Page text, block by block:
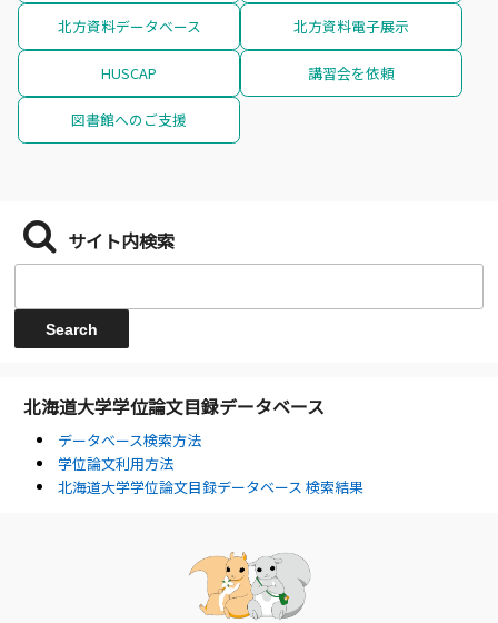
北方資料データベース 北方資料電子展示
HUSCAP 講習会を依頼
図書館へのご支援
サイト内検索
北海道大学学位論文目録データベース
データベース検索方法
学位論文利用方法
北海道大学学位論文目録データベース 検索結果